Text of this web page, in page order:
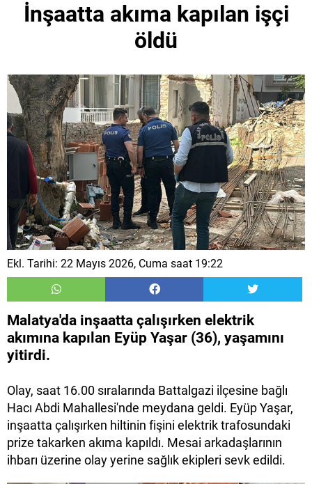
İnşaatta akıma kapılan işçi
öldü
Ekl. Tarihi: 22 Mayıs 2026, Cuma saat 19:22
Malatya'da inşaatta çalışırken elektrik
akımına kapılan Eyüp Yaşar (36), yaşamını
yitirdi.
Olay, saat 16.00 sıralarında Battalgazi ilçesine bağlı
Hacı Abdi Mahallesi'nde meydana geldi. Eyüp Yaşar,
inşaatta çalışırken hiltinin fişini elektrik trafosundaki
prize takarken akıma kapıldı. Mesai arkadaşlarının
ihbarı üzerine olay yerine sağlık ekipleri sevk edildi.